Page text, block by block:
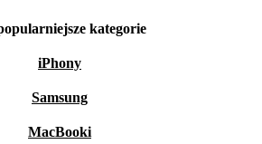
kategorie
iPhony
Samsung
MacBooki